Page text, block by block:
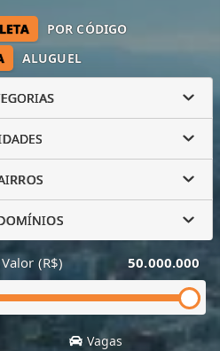
ALUGUEL
POR CÓDIGO
Valor (R$) 50.000.000
Vagas